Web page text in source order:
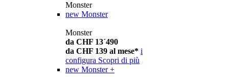
Monster
new Monster
Monster
da CHF 13´490
da CHF 139 al mese* i
configura Scopri di più
new Monster +